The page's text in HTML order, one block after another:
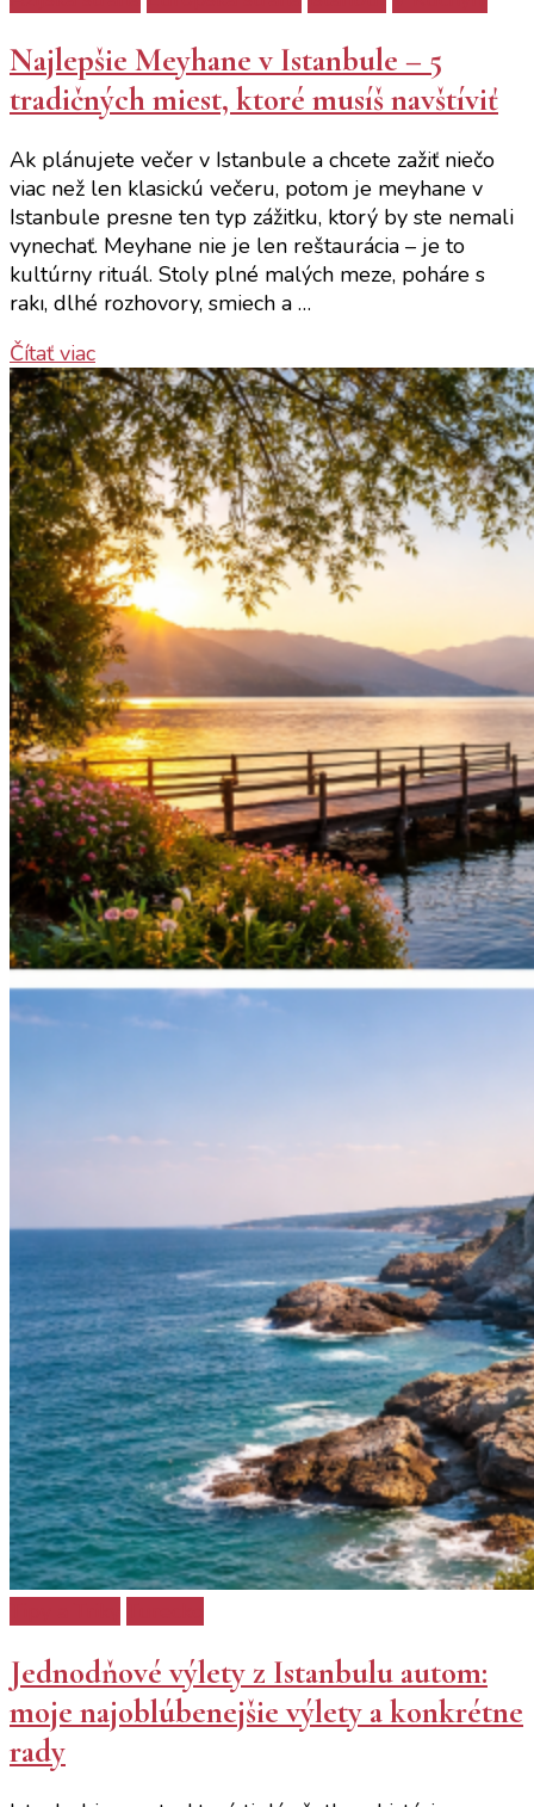
Najlepšie Meyhane v Istanbule – 5
tradičných miest, ktoré musíš navštíviť
Ak plánujete večer v Istanbule a chcete zažiť niečo
viac než len klasickú večeru, potom je meyhane v
Istanbule presne ten typ zážitku, ktorý by ste nemali
vynechať. Meyhane nie je len reštaurácia – je to
kultúrny rituál. Stoly plné malých meze, poháre s
rakı, dlhé rozhovory, smiech a …
Čítať viac
Jednodňové výlety z Istanbulu autom:
moje najoblúbenejšie výlety a konkrétne
rady